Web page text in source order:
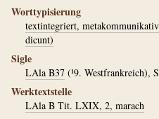
Worttypisierung
textintegriert,
dicunt)
Sigle
LAla B37 (¹9. Westfrankreich),
Werktextstelle
LAla B Tit. LXIX, 2, marach